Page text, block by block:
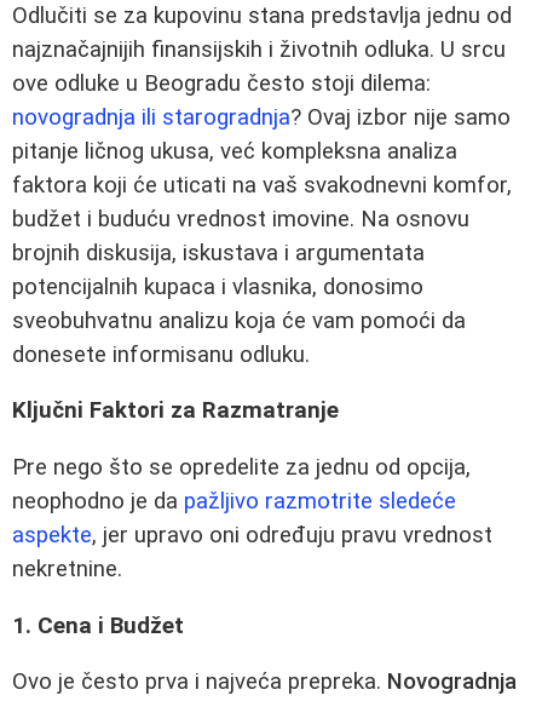
Odlučiti se za kupovinu stana predstavlja jednu od
najznačajnijih finansijskih i životnih odluka. U srcu
ove odluke u Beogradu često stoji dilema:
novogradnja ili starogradnja? Ovaj izbor nije samo
pitanje ličnog ukusa, već kompleksna analiza
faktora koji će uticati na vaš svakodnevni komfor,
budžet i buduću vrednost imovine. Na osnovu
brojnih diskusija, iskustava i argumentata
potencijalnih kupaca i vlasnika, donosimo
sveobuhvatnu analizu koja će vam pomoći da
donesete informisanu odluku.
Ključni Faktori za Razmatranje
Pre nego što se opredelite za jednu od opcija,
neophodno je da pažljivo razmotrite sledeće
aspekte, jer upravo oni određuju pravu vrednost
nekretnine.
1. Cena i Budžet
Ovo je često prva i najveća prepreka. Novogradnja